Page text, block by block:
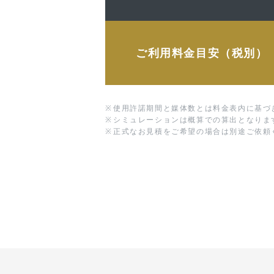
ご利用料金目安（税別）
※ 使用許諾期間と媒体数とは料金表内に基づ
※ シミュレーションは概算での算出となりま
※ 正式なお見積をご希望の場合は別途ご依頼